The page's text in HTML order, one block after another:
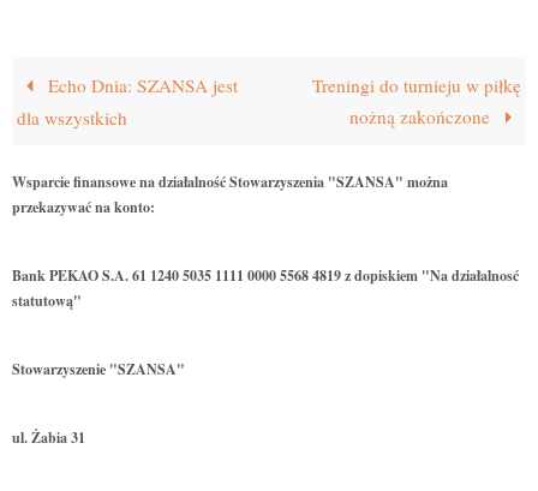
Echo Dnia: SZANSA jest
dla wszystkich
Treningi do turnieju w piłkę
nożną zakończone
Wsparcie finansowe na działalność Stowarzyszenia "SZANSA" można
przekazywać na konto:
Bank PEKAO S.A. 61 1240 5035 1111 0000 5568 4819 z dopiskiem "Na działalnosć
statutową"
Stowarzyszenie "SZANSA"
ul. Żabia 31